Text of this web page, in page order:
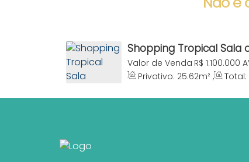
Shopping Tropical Sala
Comercial Praia
R$ 1.100.000
Valor de Venda
1364, 88215-000, Centro,
Privativo: 25.62m² , Total: